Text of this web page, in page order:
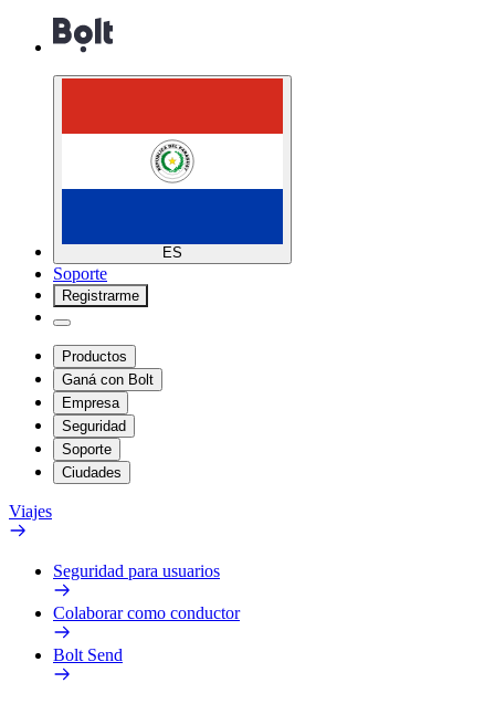
ES
Soporte
Registrarme
Productos
Ganá con Bolt
Empresa
Seguridad
Soporte
Ciudades
Viajes
Seguridad para usuarios
Colaborar como conductor
Bolt Send